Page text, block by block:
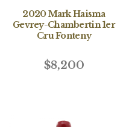
2020 Mark Haisma
Gevrey-Chambertin 1er
Cru Fonteny
$8,200